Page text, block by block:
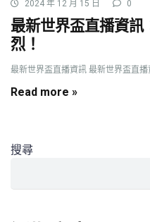
2024 年 12 月 15 日 0
最新世界盃直播資
烈！
最新世界盃直播資訊 最新世界盃直播
Read more »
搜尋